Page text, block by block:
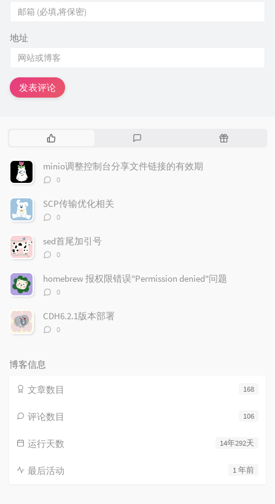
地址
发表评论
热
文
章
评
随
minio调整控制台分享文件链接的有效期
评
数：
0
SCP传输优化相关
评
数：
0
sed首尾加引号
评
数：
0
homebrew 报权限错误"Permission denied"问题
评
数：
0
CDH6.2.1版本部署
评
0
博客信息
168
文章数目
106
评论数目
14年292天
运行天数
1 年前
最后活动